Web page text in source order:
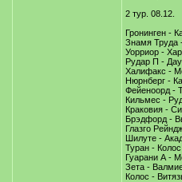
2 тур. 08.12.
Гронинген -
Знамя Труда
Уорриор -
Рудар П -
Халифакс -
Нюрнберг -
Фейеноорд -
Кильмес -
Краковия -
Брэдфорд -
Глазго
Шилуте -
Туран -
Гуарани А -
Зета -
Колос -